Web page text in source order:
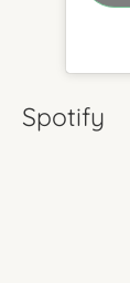
Spotify